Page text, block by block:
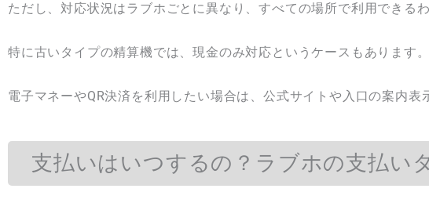
ただし、対応状況はラブホごとに異なり、すべての場所で利用できる
特に古いタイプの精算機では、現金のみ対応というケースもあります。
電子マネーやQR決済を利用したい場合は、公式サイトや入口の案内表
支払いはいつするの？ラブホの支払い